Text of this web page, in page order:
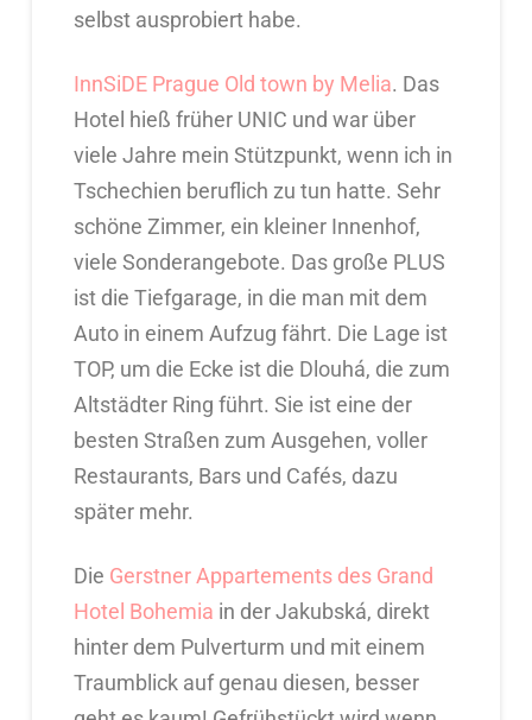
selbst ausprobiert habe.
InnSiDE Prague Old town by Melia. Das
Hotel hieß früher UNIC und war über
viele Jahre mein Stützpunkt, wenn ich in
Tschechien beruflich zu tun hatte. Sehr
schöne Zimmer, ein kleiner Innenhof,
viele Sonderangebote. Das große PLUS
ist die Tiefgarage, in die man mit dem
Auto in einem Aufzug fährt. Die Lage ist
TOP, um die Ecke ist die Dlouhá, die zum
Altstädter Ring führt. Sie ist eine der
besten Straßen zum Ausgehen, voller
Restaurants, Bars und Cafés, dazu
später mehr.
Die Gerstner Appartements des Grand
Hotel Bohemia in der Jakubská, direkt
hinter dem Pulverturm und mit einem
Traumblick auf genau diesen, besser